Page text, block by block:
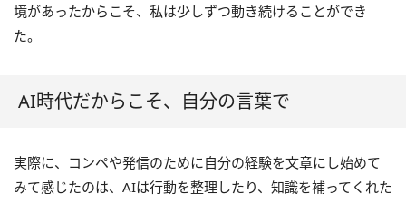
境があったからこそ、私は少しずつ動き続けることができ
た。
AI時代だからこそ、自分の言葉で
実際に、コンペや発信のために自分の経験を文章にし始めて
みて感じたのは、AIは行動を整理したり、知識を補ってくれた